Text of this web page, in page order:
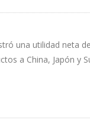
una utilidad neta
a China, Japón y